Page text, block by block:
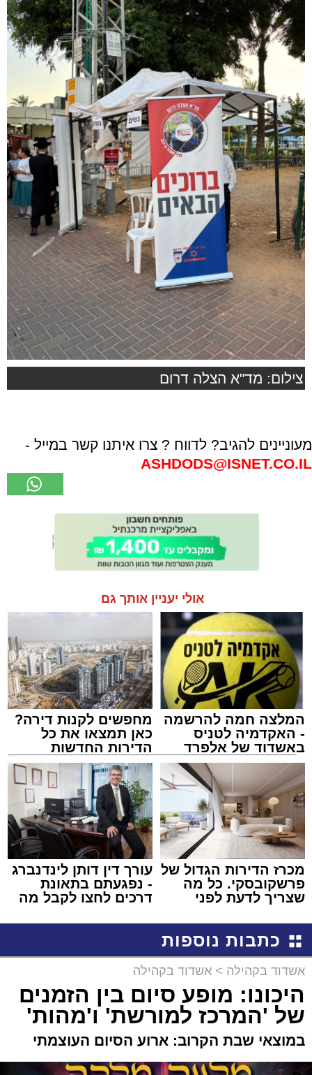
צילום: מד"א הצלה דרום
מעוניינים להגיב? לדווח ? צרו איתנו קשר במייל -
ASHDODS@ISNET.CO.IL
אולי יעניין אותך גם
המלצה חמה להרשמה
- האקדמיה לטניס
באשדוד של אלפרד
קריאולנסקי - לילדים
מחפשים לקנות דירה?
כאן תמצאו את כל
הדירות החדשות
למכירה באשדוד >>>
מכרז הדירות הגדול של
פרשקובסקי. כל מה
שצריך לדעת לפני
באשדוד
עורך דין דותן לינדנברג
- נפגעתם בתאונת
דרכים לחצו לקבל מה
כתבות נוספות
אשדוד בקהילה > אשדוד בקהילה
היכונו: מופע סיום בין הזמנים
של 'המרכז למורשת' ו'מהות'
במוצאי שבת הקרוב: ארוע הסיום העוצמתי